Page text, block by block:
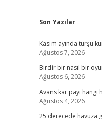
Son Yazılar
Kasim ayında turşu
Ağustos 7, 2026
Birdir bir nasıl bir
Ağustos 6, 2026
Avans kar payı hangi
Ağustos 4, 2026
25 derecede havuza